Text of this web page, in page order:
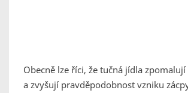
Obecně lze říci, že tučná jídla
a zvyšují pravděpodobnost vzniku